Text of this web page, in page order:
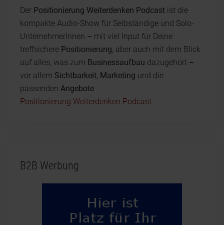
Der Positionierung Weiterdenken Podcast ist die
kompakte Audio-Show für Selbständige und Solo-
UnternehmerInnen – mit viel Input für Deine
treffsichere Positionierung , aber auch mit dem Blick
auf alles, was zum Businessaufbau dazugehört –
vor allem Sichtbarkeit Marketing und die
passenden Angebote
Positionierung Weiterdenken Podcast
B2B Werbung